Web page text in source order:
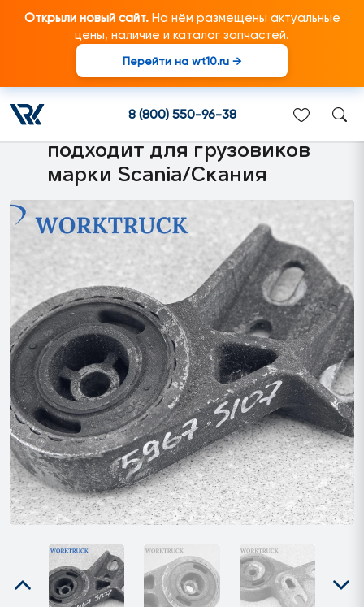
Открыли новый сайт.На нём размещены актуальные
цены, наличие и каталог запчастей.
Перейти на wt10.ru →
8 (800) 550-96-38
1791182 Кронштейн
крепления интеркулера
левый (виброизолятор)
подходит для грузовиков
марки Scania/Скания